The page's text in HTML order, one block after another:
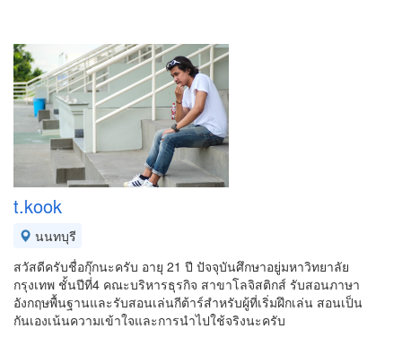
t.kook
นนทบุรี
สวัสดีครับชื่อกุ๊กนะครับ อายุ 21 ปี ปัจจุบันศึกษาอยู่มหาวิทยาลัย
กรุงเทพ ชั้นปีที่4 คณะบริหารธุรกิจ สาขาโลจิสติกส์ รับสอนภาษา
อังกฤษพื้นฐานและรับสอนเล่นกีต้าร์สำหรับผู้ที่เริ่มฝึกเล่น สอนเป็น
กันเองเน้นความเข้าใจและการนำไปใช้จริงนะครับ